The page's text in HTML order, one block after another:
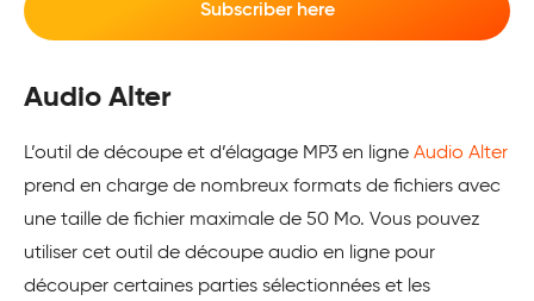
Subscriber here
Audio Alter
L’outil de découpe et d’élagage MP3 en ligne Audio Alter
prend en charge de nombreux formats de fichiers avec
une taille de fichier maximale de 50 Mo. Vous pouvez
utiliser cet outil de découpe audio en ligne pour
découper certaines parties sélectionnées et les